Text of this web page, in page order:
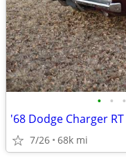
• • •
'68 Dodge Charger RT
7/26 68k mi